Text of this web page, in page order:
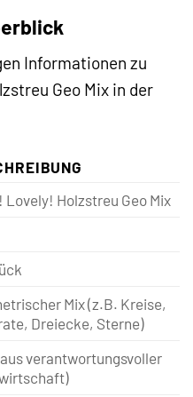
Informationen zu
Geo Mix in der
Lovely! Holzstreu Geo Mix
Mix (z.B. Kreise,
Dreiecke, Sterne)
verantwortungsvoller